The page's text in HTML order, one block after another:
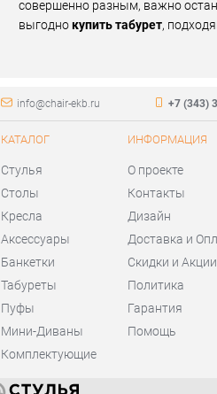
совершенно разным, важно
выгоднокупить табурет,
info@chair-ekb.ru +7 (343)
КАТАЛОГ
Стулья
Столы
Кресла
Аксессуары
Банкетки
Табуреты
Пуфы
Мини-Диваны
Комплектующие
ИНФОРМАЦИЯ
О проекте
Контакты
Дизайн
Доставка и
Скидки и Акции
Политика
Гарантия
Помощь